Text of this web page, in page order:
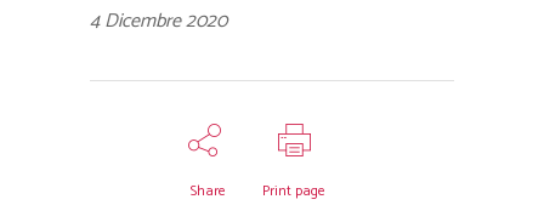
4 Dicembre 2020
Share Print page